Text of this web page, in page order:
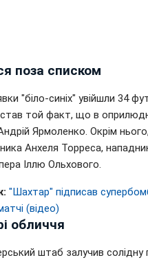
поза списком
"біло-синіх" увійшли 34
той факт, що в
Ярмоленко. Окрім
Анхеля Торреса,
Іллю Ольхового.
"Шахтар" підписав
(відео)
обличчя
штаб залучив солідну